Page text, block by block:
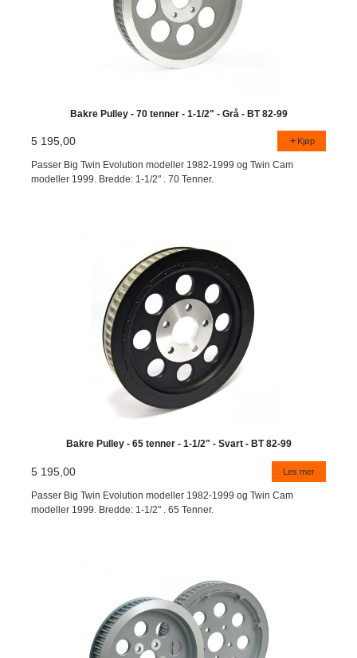
Bakre Pulley - 70 tenner - 1-1/2" - Grå - BT 82-99
5 195,00 Kjøp
Passer Big Twin Evolution modeller 1982-1999 og Twin Cam
modeller 1999. Bredde: 1-1/2" . 70 Tenner.
Bakre Pulley - 65 tenner - 1-1/2" - Svart - BT 82-99
5 195,00 Les mer
Passer Big Twin Evolution modeller 1982-1999 og Twin Cam
modeller 1999. Bredde: 1-1/2" . 65 Tenner.